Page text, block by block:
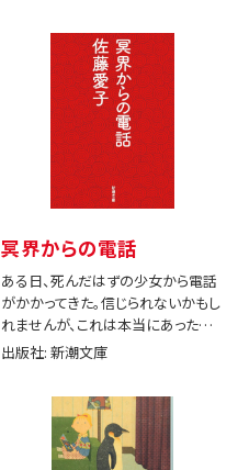
冥界からの電話
ある日、死んだはずの少女から電話
がかかってきた。信じられないかもし
れませんが、これは本当にあった出
来事です。
出版社: 新潮文庫